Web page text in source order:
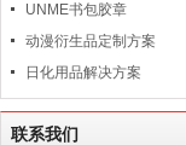
UNME书包胶章
动漫衍生品定制方案
日化用品解决方案
联系我们